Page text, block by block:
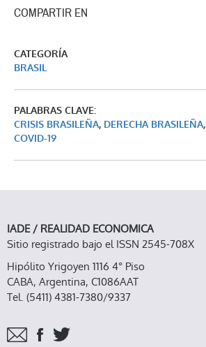
COMPARTIR EN
CATEGORÍA
BRASIL
PALABRAS CLAVE:
CRISIS BRASILEÑA, DERECHA BRASILEÑA,
COVID-19
IADE / REALIDAD ECONOMICA
Sitio registrado bajo el ISSN 2545-708X
Hipólito Yrigoyen 1116 4° Piso
CABA, Argentina, C1086AAT
Tel. (5411) 4381-7380/9337